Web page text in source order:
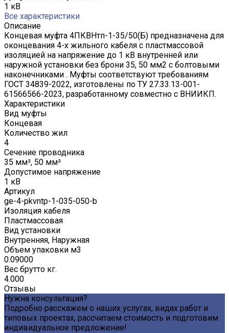
1 кВ
Все характеристики
Описание
Концевая муфта 4ПКВНтп-1-35/50(Б) предназначена для
оконцевания 4-х жильного кабеля с пластмассовой
изоляцией на напряжение до 1 кВ внутренней или
наружной установки без брони 35, 50 мм2 с болтовыми
наконечниками . Муфты соответствуют требованиям
ГОСТ 34839-2022, изготовлены по ТУ 27.33.13-001-
61566566-2023, разработанному совместно с ВНИИКП.
Характеристики
Вид муфты
Концевая
Количество жил
4
Сечение проводника
35 мм², 50 мм²
Допустимое напряжение
1 кВ
Артикул
ge-4-pkvntp-1-035-050-b
Изоляция кабеля
Пластмассовая
Вид установки
Внутренняя, Наружная
Объем упаковки м3
0.09000
Вес брутто кг.
4.000
Отзывы
Нужна консультация?
Подробно расскажем о наших услугах, видах работ и
типовых проектах, рассчитаем стоимость и подготовим
индивидуальное предложение!